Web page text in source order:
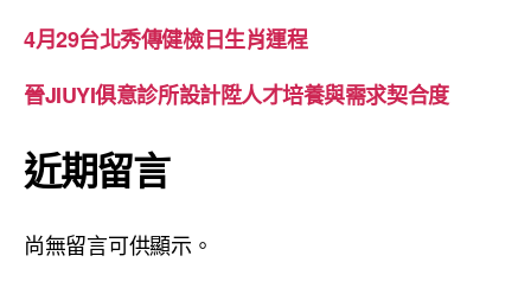
4月29台北秀傳健檢日生肖運程
晉JIUYI俱意診所設計陞人才培養與需求契合度
近期留言
尚無留言可供顯示。